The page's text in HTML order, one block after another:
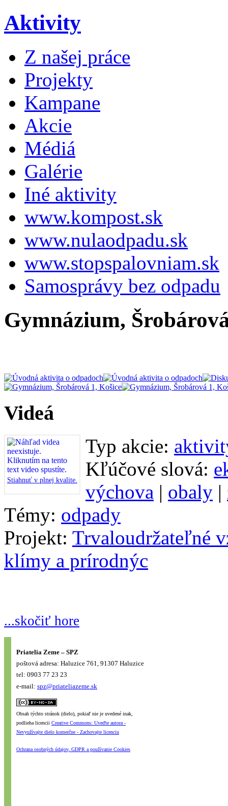
Aktivity
Z našej práce
Projekty
Kampane
Akcie
Médiá
Galérie
Iné aktivity
www.kompost.sk
www.nulaodpadu.sk
www.stopspalovniam.sk
Samosprávy bez odpadu
Gymnázium,
Videá
Stiahnuť v plnej kvalite.
Typ akcie:
Kľúčové slová:
výchova | obaly |
Témy: odpady
Projekt: Trvaloudržateľné
klímy a prírodnýc
...skočiť hore
Priatelia Zeme – SPZ
poštová adresa: Haluzice 761, 91307 Haluzice
tel: 0903 77 23 23
e-mail: spz@priateliazeme.sk
Obsah týchto stránok (dielo), pokiaľ nie je uvedené inak,
podlieha licencii Creative Commons: Uveďte autora -
Nevyužívajte dielo komerčne - Zachovajte licenciu
Ochrana osobných údajov, GDPR a používanie Cookies